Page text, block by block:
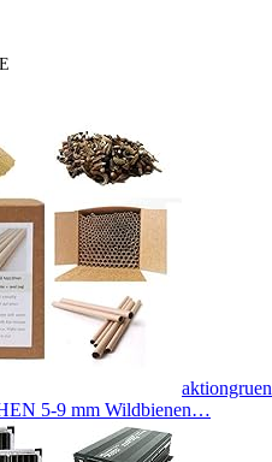
aktiongruen
5-9 mm Wildbienen…